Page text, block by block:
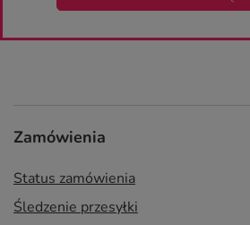
Zamówienia
Status zamówienia
Śledzenie przesyłki